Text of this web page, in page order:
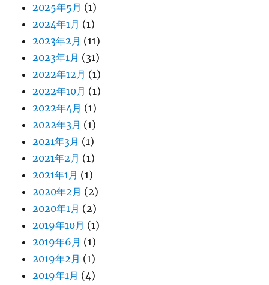
2025年5月 (1)
2024年1月 (1)
2023年2月 (11)
2023年1月 (31)
2022年12月 (1)
2022年10月 (1)
2022年4月 (1)
2022年3月 (1)
2021年3月 (1)
2021年2月 (1)
2021年1月 (1)
2020年2月 (2)
2020年1月 (2)
2019年10月 (1)
2019年6月 (1)
2019年2月 (1)
2019年1月 (4)